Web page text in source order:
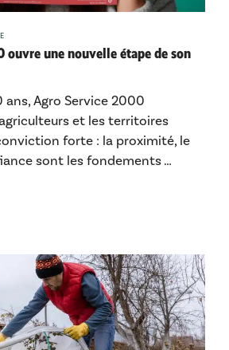
ouvre une nouvelle étape de son
ans, Agro Service 2000
et les territoires
forte : la proximité, le
sont les fondements …